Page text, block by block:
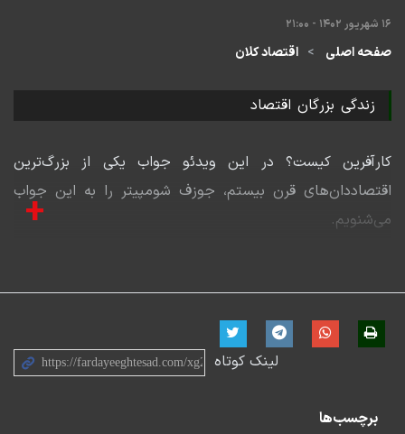
۱۶ شهریور ۱۴۰۲ - ۲۱:۰۰
صفحه اصلی اقتصاد کلان
زندگی بزرگان اقتصاد
کارآفرین کیست؟ در این ویدئو جواب یکی از بزرگ‌ترین
اقتصاددان‌های قرن بیستم، جوزف شومپیتر را به این جواب
می‌شنویم.
آن‌ها را قلب نوآوری و رشد اقتصادی می‌داند. از نظر او صرف
صاحب کسب و کار بودن کسی را تبدیل کارآفرین نمی‌کند بلکه
زمانی فردی کارآفرین است که نوآوری می‌کند، محصولات کنونی
را با قیمت بهتری ارائه می‌دهد یا روش‌های جدیدی برای
تولید پیدا می‌کند.
+
لینک کوتاه
برچسب‌ها